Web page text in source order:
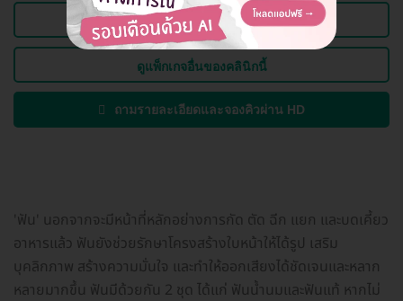
ดูข้อมูลคลินิก
ดูแพ็กเกจอื่นของคลินิกนี้
ถามรายละเอียดและจองคิวผ่าน HD
'ฟัน' นอกจากจะมีหน้าที่หลักอย่างการกัด ตัด ฉีก แยก และบดเคี้ยว
อาหารแล้ว ฟันยังช่วยรักษาโครงสร้างใบหน้าให้ได้รูป เสริม
บุคลิกภาพ สร้างความมั่นใจ และทำให้ออกเสียงได้ชัดเจนและหลาก
หลายมากขึ้น ฟันมีด้วยกัน 2 ชุด ได้แก่ ฟันน้ำนมและฟันแท้ หากไม่